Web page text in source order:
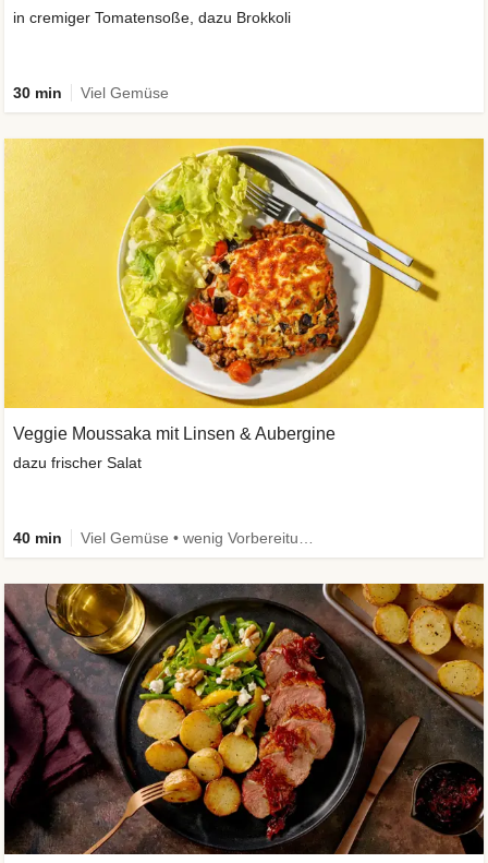
in cremiger Tomatensoße, dazu Brokkoli
30 min Viel Gemüse
Veggie Moussaka mit Linsen & Aubergine
dazu frischer Salat
40 min